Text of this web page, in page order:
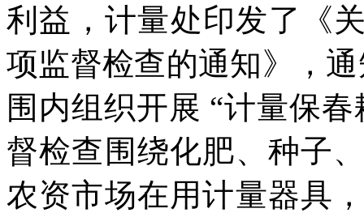
利益，计量处印发了《
项监督检查的通知》，
围内组织开展 “计量保春
督检查围绕化肥、种子
农资市场在用计量器具